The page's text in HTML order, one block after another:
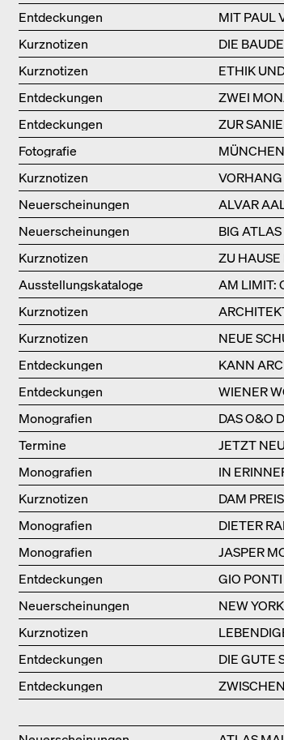
Entdeckungen
MIT PAUL
Kurznotizen
DIE
Kurznotizen
ETHIK
Entdeckungen
ZWEI
Entdeckungen
ZUR
Fotografie
Kurznotizen
Neuerscheinungen
ALVAR
Neuerscheinungen
BIG ATLAS
Kurznotizen
ZU HAUSE
Ausstellungs­kataloge
AM LIMIT:
Kurznotizen
Kurznotizen
NEUE
Entdeckungen
KANN
Entdeckungen
WIENER
Monografien
DAS O&O
Termine
JETZT
Monografien
IN
Kurznotizen
DAM
Monografien
DIETER
Monografien
JASPER
Entdeckungen
GIO
Neuerscheinungen
NEW
Kurznotizen
Entdeckungen
DIE GUTE
Entdeckungen